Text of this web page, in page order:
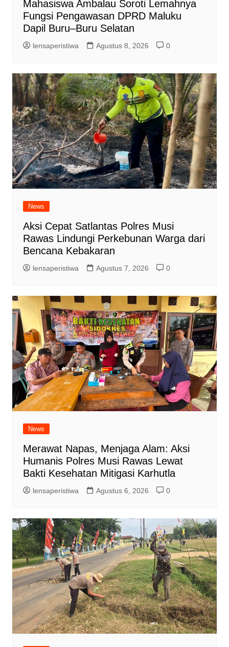
Mahasiswa Ambalau Soroti Lemahnya
Fungsi Pengawasan DPRD Maluku
Dapil Buru–Buru Selatan
lensaperistiwa Agustus 8, 2026 0
News
Aksi Cepat Satlantas Polres Musi
Rawas Lindungi Perkebunan Warga dari
Bencana Kebakaran
lensaperistiwa Agustus 7, 2026 0
News
Merawat Napas, Menjaga Alam: Aksi
Humanis Polres Musi Rawas Lewat
Bakti Kesehatan Mitigasi Karhutla
lensaperistiwa Agustus 6, 2026 0